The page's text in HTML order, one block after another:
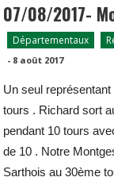
07/08/2017-
Départementaux
- 8 août 2017
Un seul
tours . Richard sort
pendant 10 tours
de 10 . Notre
Sarthois au 30ème